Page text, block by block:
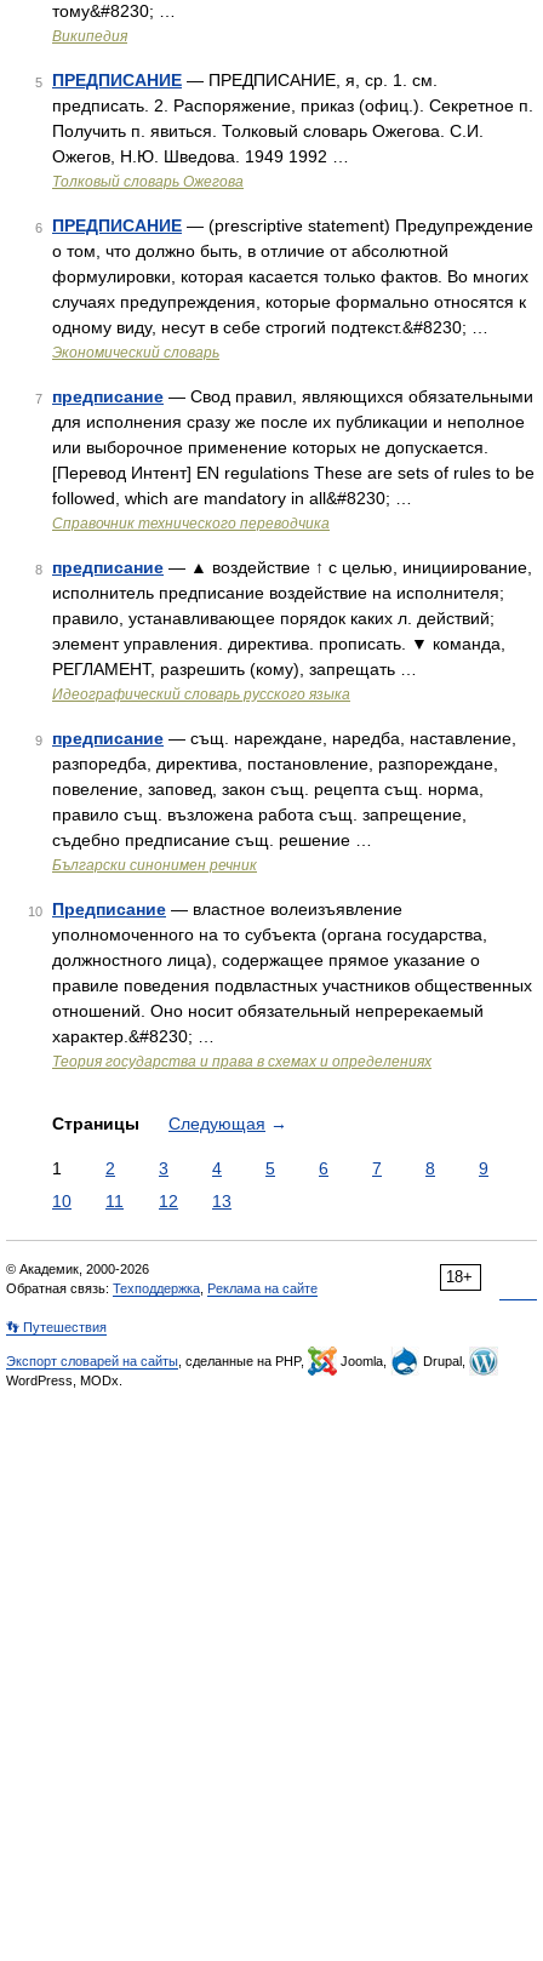
тому&#8230; …
Википедия
5 ПРЕДПИСАНИЕ — ПРЕДПИСАНИЕ, я, ср. 1. см.
предписать. 2. Распоряжение, приказ (офиц.). Секретное п.
Получить п. явиться. Толковый словарь Ожегова. С.И.
Ожегов, Н.Ю. Шведова. 1949 1992 …
Толковый словарь Ожегова
6 ПРЕДПИСАНИЕ — (prescriptive statement) Предупреждение
о том, что должно быть, в отличие от абсолютной
формулировки, которая касается только фактов. Во многих
случаях предупреждения, которые формально относятся к
одному виду, несут в себе строгий подтекст.&#8230; …
Экономический словарь
7 предписание — Свод правил, являющихся обязательными
для исполнения сразу же после их публикации и неполное
или выборочное применение которых не допускается.
[Перевод Интент] EN regulations These are sets of rules to be
followed, which are mandatory in all&#8230; …
Справочник технического переводчика
8 предписание — ▲ воздействие ↑ с целью, инициирование,
исполнитель предписание воздействие на исполнителя;
правило, устанавливающее порядок каких л. действий;
элемент управления. директива. прописать. ▼ команда,
РЕГЛАМЕНТ, разрешить (кому), запрещать …
Идеографический словарь русского языка
9 предписание — същ. нареждане, наредба, наставление,
разпоредба, директива, постановление, разпореждане,
повеление, заповед, закон същ. рецепта същ. норма,
правило същ. възложена работа същ. запрещение,
съдебно предписание същ. решение …
Български синонимен речник
10 Предписание — властное волеизъявление
уполномоченного на то субъекта (органа государства,
должностного лица), содержащее прямое указание о
правиле поведения подвластных участников общественных
отношений. Оно носит обязательный непререкаемый
характер.&#8230; …
Теория государства и права в схемах и определениях
Страницы Следующая →
1 2 3 4 5 6 7 8
9
10
11 12 13
18+
© Академик, 2000-2026
Обратная связь: Техподдержка Реклама на сайте
👣 Путешествия
Экспорт словарей на сайты , сделанные на PHP, Joomla,
Drupal,
WordPress, MODx.